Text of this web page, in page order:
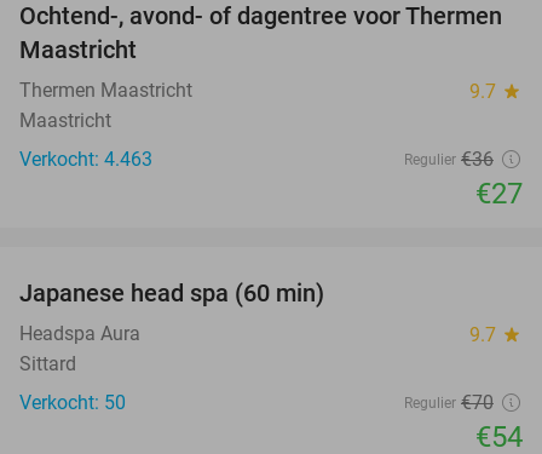
25%
Ochtend-, avond- of dagentree voor Thermen
Maastricht
Thermen Maastricht 9.7 star
Maastricht
Verkocht: 4.463
Regulier €36
€27
Japanese head spa (60 min)
Headspa Aura 9.7 star
Sittard
Verkocht: 50
Regulier €70
€54